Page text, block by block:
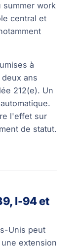
work
central et
à
ans
212(e). Un
l'effet sur
de statut.
I-94 et
Unis peut
extension